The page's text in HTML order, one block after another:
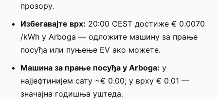
прозору.
Избегавајте врх: 20:00 CEST достиже € 0.0070
/kWh у Arboga — одложите машину за прање
посуђа или пуњење EV ако можете.
Машина за прање посуђа у Arboga: у
најјефтинијем сату ~€ 0.00; у врху € 0.01 —
значајна годишња уштеда.